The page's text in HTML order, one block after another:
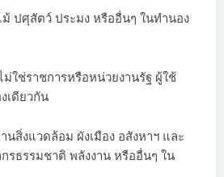
ปศุสัตว์ ประมง หรืออื่นๆ ในทำนอง
ใช่ราชการหรือหน่วยงานรัฐ ผู้ใช้
เดียวกัน
สิ่งแวดล้อม ผังเมือง อสังหาฯ และ
รธรรมชาติ พลังงาน หรืออื่นๆ ใน